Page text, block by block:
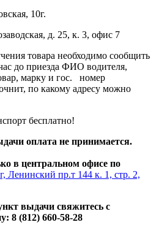
10г.
д. 25, к. 3, офис 7
товара необходимо сообщить
до приезда ФИО водителя,
марку и гос. номер
по какому адресу можно
бесплатно!
оплата не принимается.
в центральном офисе по
Ленинский пр.т 144 к. 1, стр. 2,
выдачи свяжитесь с
8 (812) 660-58-28